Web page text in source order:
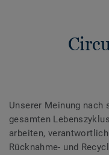
Unserer Meinung
gesamten
arbeiten,
Rücknahme- und